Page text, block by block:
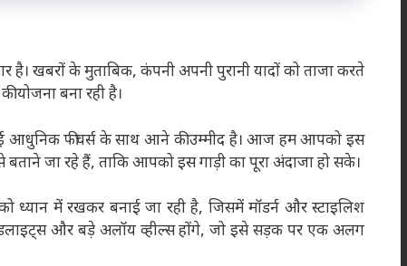
है। खबरों के मुताबिक, कंपनी अपनी पुरानी यादों को ताजा करते
योजना बना रही है।
आधुनिक फीचर्स के साथ आने की उम्मीद है। आज हम आपको इस
बताने जा रहे हैं, ताकि आपको इस गाड़ी का पूरा अंदाजा हो सके।
ध्यान में रखकर बनाई जा रही है, जिसमें मॉडर्न और स्टाइलिश
और बड़े अलॉय व्हील्स होंगे, जो इसे सड़क पर एक अलग